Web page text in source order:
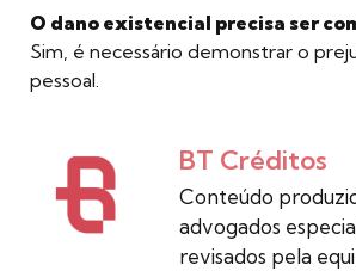
O dano existencial precisa ser
Sim, é necessário demonstrar o
pessoal.
BT Créditos
Conteúdo
advogados
revisados pela